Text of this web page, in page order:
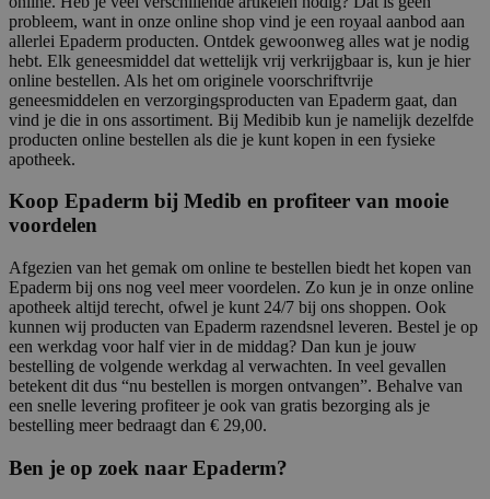
probleem, want in onze online shop vind je een royaal aanbod aan
allerlei Epaderm producten. Ontdek gewoonweg alles wat je nodig
hebt. Elk geneesmiddel dat wettelijk vrij verkrijgbaar is, kun je hier
online bestellen. Als het om originele voorschriftvrije
geneesmiddelen en verzorgingsproducten van Epaderm gaat, dan
vind je die in ons assortiment. Bij Medibib kun je namelijk dezelfde
producten online bestellen als die je kunt kopen in een fysieke
apotheek.
Koop Epaderm bij Medib en profiteer van mooie
voordelen
Afgezien van het gemak om online te bestellen biedt het kopen van
Epaderm bij ons nog veel meer voordelen. Zo kun je in onze online
apotheek altijd terecht, ofwel je kunt 24/7 bij ons shoppen. Ook
kunnen wij producten van Epaderm razendsnel leveren. Bestel je op
een werkdag voor half vier in de middag? Dan kun je jouw
bestelling de volgende werkdag al verwachten. In veel gevallen
betekent dit dus “nu bestellen is morgen ontvangen”. Behalve van
een snelle levering profiteer je ook van gratis bezorging als je
bestelling meer bedraagt dan € 29,00.
Ben je op zoek naar Epaderm?